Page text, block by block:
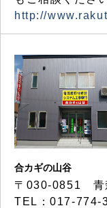
http://
合カギの山谷
〒030-0851 青
TEL：017-774-